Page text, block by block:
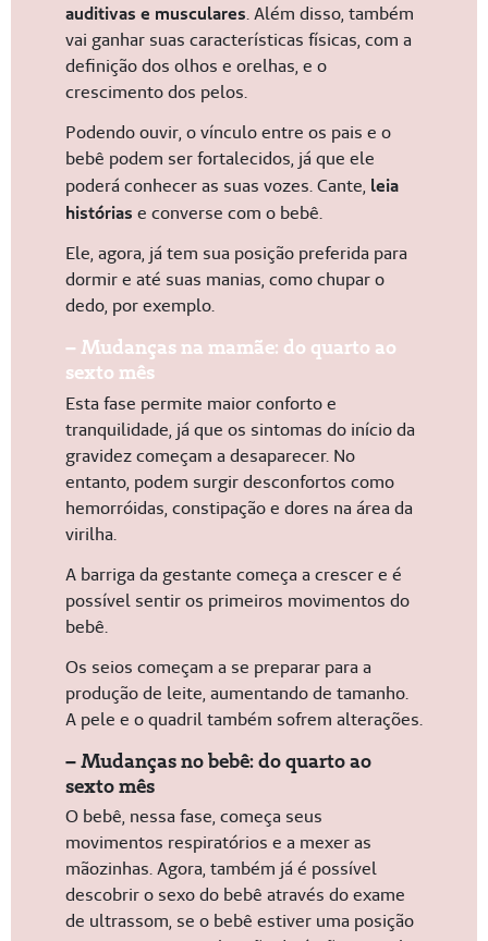
auditivas e musculares. Além disso, também
vai ganhar suas características físicas, com a
definição dos olhos e orelhas, e o
crescimento dos pelos.
Podendo ouvir, o vínculo entre os pais e o
bebê podem ser fortalecidos, já que ele
poderá conhecer as suas vozes. Cante, leia
histórias e converse com o bebê.
Ele, agora, já tem sua posição preferida para
dormir e até suas manias, como chupar o
dedo, por exemplo.
– Mudanças na mamãe: do quarto ao
sexto mês
Esta fase permite maior conforto e
tranquilidade, já que os sintomas do início da
gravidez começam a desaparecer. No
entanto, podem surgir desconfortos como
hemorróidas, constipação e dores na área da
virilha.
A barriga da gestante começa a crescer e é
possível sentir os primeiros movimentos do
bebê.
Os seios começam a se preparar para a
produção de leite, aumentando de tamanho.
A pele e o quadril também sofrem alterações.
– Mudanças no bebê: do quarto ao
sexto mês
O bebê, nessa fase, começa seus
movimentos respiratórios e a mexer as
mãozinhas. Agora, também já é possível
descobrir o sexo do bebê através do exame
de ultrassom, se o bebê estiver uma posição